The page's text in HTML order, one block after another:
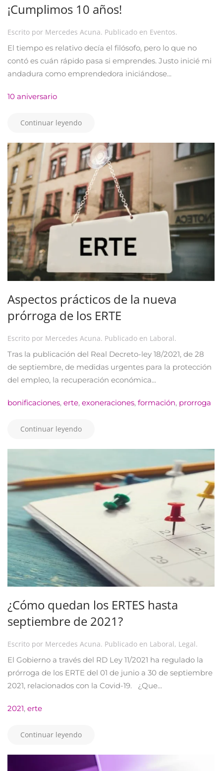
¡Cumplimos 10 años!
Escrito por Mercedes Acuna. Publicado en Eventos.
El tiempo es relativo decía el filósofo, pero lo que no
contó es cuán rápido pasa si emprendes. Justo inicié mi
andadura como emprendedora iniciándose...
10 aniversario
Continuar leyendo
Aspectos prácticos de la nueva
prórroga de los ERTE
Escrito por Mercedes Acuna. Publicado en Laboral.
Tras la publicación del Real Decreto-ley 18/2021, de 28
de septiembre, de medidas urgentes para la protección
del empleo, la recuperación económica...
bonificaciones, erte, exoneraciones, formación, prorroga
Continuar leyendo
¿Cómo quedan los ERTES hasta
septiembre de 2021?
Escrito por Mercedes Acuna. Publicado en Laboral, Legal.
El Gobierno a través del RD Ley 11/2021 ha regulado la
prórroga de los ERTE del 01 de junio a 30 de septiembre
2021, relacionados con la Covid-19. ¿Que...
2021, erte
Continuar leyendo